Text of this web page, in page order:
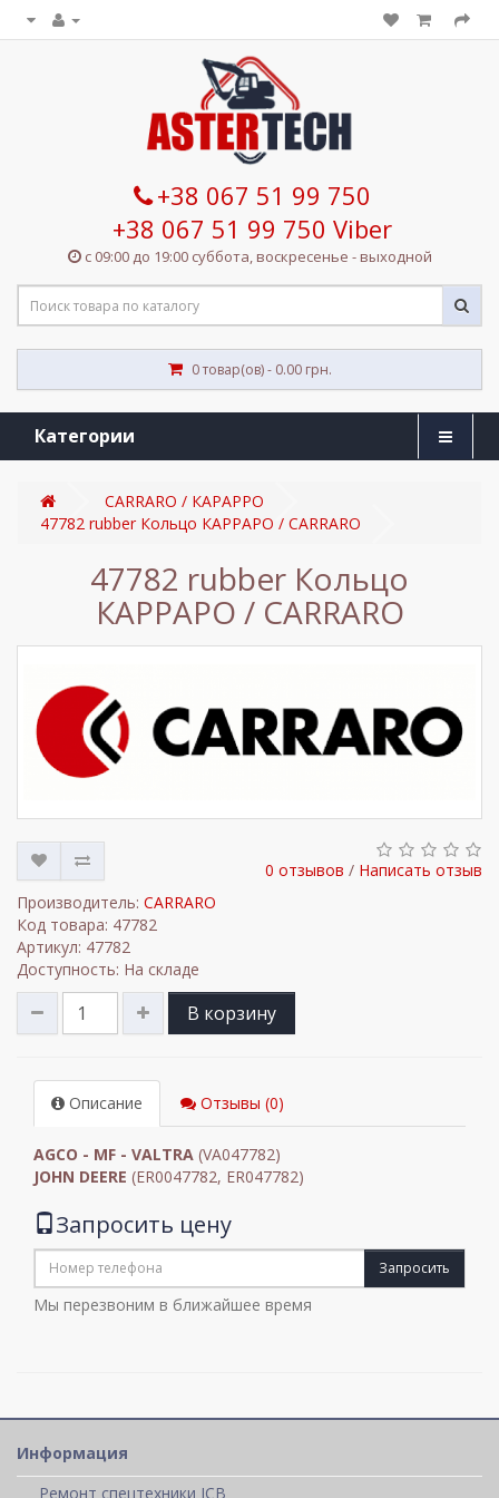
+38 067 51 99 750
+38 067 51 99 750 Viber
с 09:00 до 19:00 суббота, воскресенье - выходной
0 товар(ов) - 0.00 грн.
Категории
CARRARO / КАРАРРО
47782 rubber Кольцо КАРРАРО / CARRARO
47782 rubber Кольцо
КАРРАРО / CARRARO
0 отзывов / Написать отзыв
Производитель: CARRARO
Код товара: 47782
Артикул: 47782
Доступность: На складе
В корзину
Описание Отзывы (0)
AGCO - MF - VALTRA (VA047782)
JOHN DEERE (ER0047782, ER047782)
Запросить цену
Запросить
Мы перезвоним в ближайшее время
Информация
Ремонт спецтехники JCB